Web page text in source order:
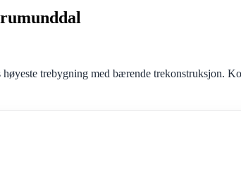
trebygning med bærende trekonstruksjon.